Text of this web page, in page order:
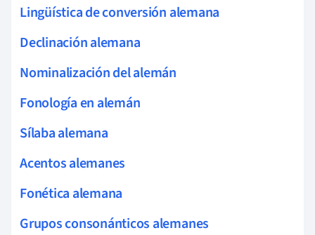
Lingüística de conversión alemana
Declinación alemana
Nominalización del alemán
Fonología en alemán
Sílaba alemana
Acentos alemanes
Fonética alemana
Grupos consonánticos alemanes